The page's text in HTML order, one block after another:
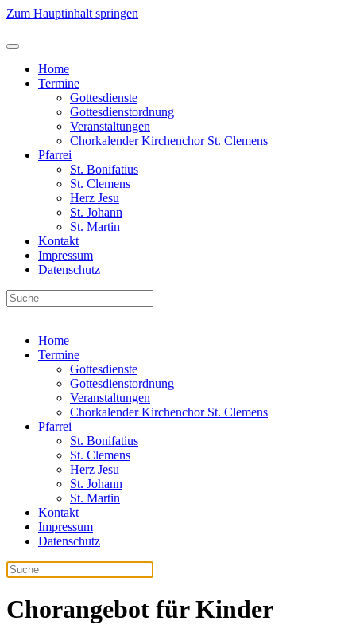
Zum Hauptinhalt springen
Home
Termine
Gottesdienste
Gottesdienstordnung
Veranstaltungen
Chorkalender Kirchenchor St. Clemens
Pfarrei
St. Bonifatius
St. Clemens
Herz Jesu
St. Johann
St. Martin
Kontakt
Impressum
Datenschutz
Home
Termine
Gottesdienste
Gottesdienstordnung
Veranstaltungen
Chorkalender Kirchenchor St. Clemens
Pfarrei
St. Bonifatius
St. Clemens
Herz Jesu
St. Johann
St. Martin
Kontakt
Impressum
Datenschutz
Chorangebot für Kinder